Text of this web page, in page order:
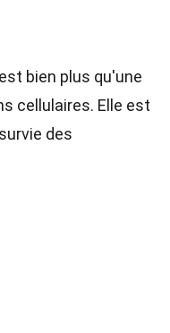
bien plus qu'une
cellulaires. Elle est
des